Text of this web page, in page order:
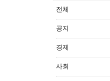
전체
공지
경제
사회